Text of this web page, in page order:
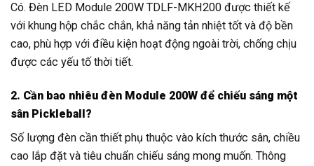
Có. Đèn LED Module 200W TDLF-MKH200 được thiết kế
với khung hộp chắc chắn, khả năng tản nhiệt tốt và độ bền
cao, phù hợp với điều kiện hoạt động ngoài trời, chống chịu
được các yếu tố thời tiết.
2. Cần bao nhiêu đèn Module 200W để chiếu sáng một
sân Pickleball?
Số lượng đèn cần thiết phụ thuộc vào kích thước sân, chiều
cao lắp đặt và tiêu chuẩn chiếu sáng mong muốn. Thông